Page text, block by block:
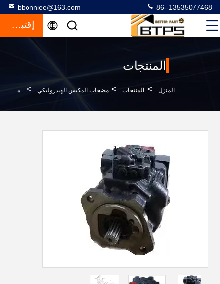
bbonniee@163.com 86--13535077468
إقتباس
المنتجات
المنزل > المنتجات > مضخات المكبس الهيدروليكي > مضخة العجلات الرئيسية 708-1W-00952 708-1W-00731 WA500-6 مضخة هيدروليكية